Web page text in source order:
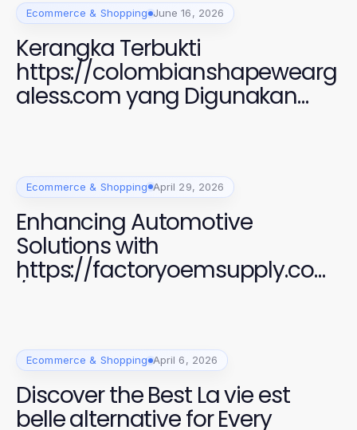
Ecommerce & Shopping June 16, 2026
Kerangka Terbukti
https://colombianshapewearg
aless.com yang Digunakan
Perempuan Modern untuk
Ecommerce & Shopping April 29, 2026
Enhancing Automotive
Solutions with
https://factoryoemsupply.com
Ecommerce & Shopping April 6, 2026
Discover the Best La vie est
belle alternative for Every